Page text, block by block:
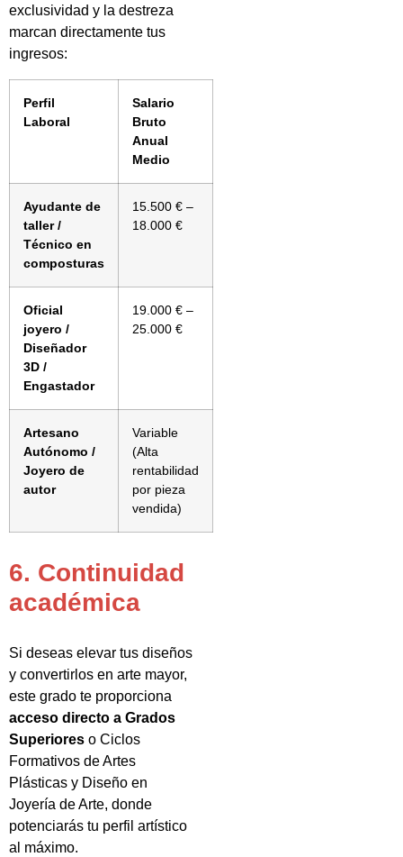
exclusividad y la destreza
marcan directamente tus
ingresos:
Perfil
Laboral
Salario
Bruto
Anual
Medio
Ayudante de
taller /
Técnico en
composturas
15.500 € –
18.000 €
Oficial
joyero /
Diseñador
3D /
Engastador
19.000 € –
25.000 €
Artesano
Autónomo /
Joyero de
autor
Variable
(Alta
rentabilidad
por pieza
vendida)
6. Continuidad
académica
Si deseas elevar tus diseños
y convertirlos en arte mayor,
este grado te proporciona
acceso directo a Grados
Superiores o Ciclos
Formativos de Artes
Plásticas y Diseño en
Joyería de Arte, donde
potenciarás tu perfil artístico
al máximo.